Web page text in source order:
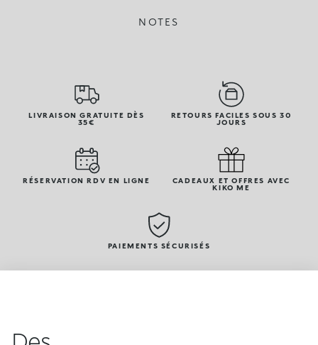
NOTES
LIVRAISON GRATUITE DÈS
35€
RETOURS FACILES SOUS 30
JOURS
RÉSERVATION RDV EN LIGNE
CADEAUX ET OFFRES AVEC
KIKO ME
PAIEMENTS SÉCURISÉS